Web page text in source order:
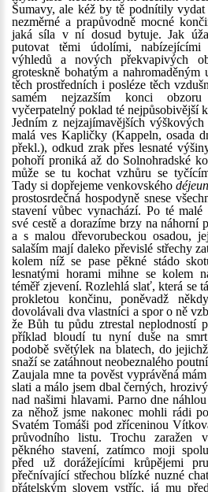
Šumavy, ale kéž by tě podnítily
nezměrné a prapůvodně mocné
jaká síla v ní dosud bytuje. Jak
putovat těmi údolími, nabízejícími
výhledů a nových překvapivých
groteskně bohatým a
těch prostředních i posléze těch
samém nejzazším konci obzoru
vyčerpatelný poklad té nejpůsobivější
Jedním z nejzajímavějších
malá ves Kapličky (Kappeln, osada
překl.), odkud zrak přes lesnaté
pohoří proniká až do Solnohradské
může se tu kochat vzhůru se
Tady si dopřejeme venkovského
prostosrdečná hospodyně snese
stavení vůbec vynachází. Po té malé
své cestě a dorazíme brzy na náhorní
a s malou dřevorubeckou osadou,
salaším mají daleko převislé střechy
kolem níž se pase pěkné stádo
lesnatými horami mihne se kolem
téměř zjevení. Rozlehlá slať, která se
prokletou končinu, poněvadž
dovolávali dva vlastníci a spor o ně
že Bůh tu půdu ztrestal neplodností
příklad bloudí tu nyní duše na
podobě světýlek na blatech, do
snaží se zatáhnout neobeznalého
Zaujala mne ta pověst vyprávěná
slati a málo jsem dbal černých,
nad našimi hlavami. Parno dne
za něhož jsme nakonec mohli rádi
Svatém Tomáši pod zříceninou
průvodního listu. Trochu zaražen
pěkného stavení, zatímco moji
před už dorážejícími krůpějemi
přečnívající střechou blízké nuzné
přátelským slovem vstříc, já mu